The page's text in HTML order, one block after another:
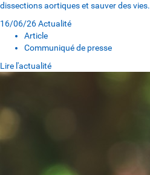
dissections aortiques et sauver des vies.
16/06/26Actualité
Article
Communiqué de presse
Lire l'actualité